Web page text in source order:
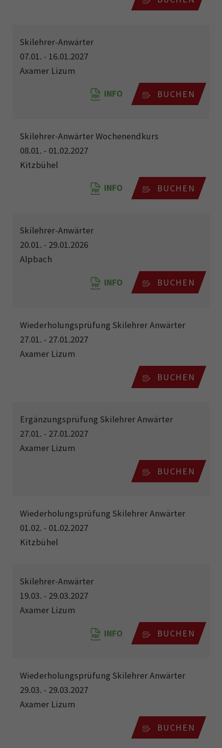
Skilehrer-Anwärter
07.01. - 16.01.2027
Axamer Lizum
INFO BUCHEN
Skilehrer-Anwärter Wochenendkurs
08.01. - 01.02.2027
Kitzbühel
INFO BUCHEN
Skilehrer-Anwärter
20.01. - 29.01.2026
Alpbach
INFO BUCHEN
Wiederholungsprüfung Skilehrer Anwärter
27.01. - 27.01.2027
Axamer Lizum
BUCHEN
Ergänzungsprüfung Skilehrer Anwärter
27.01. - 27.01.2027
Axamer Lizum
BUCHEN
Wiederholungsprüfung Skilehrer Anwärter
01.02. - 01.02.2027
Kitzbühel
Skilehrer-Anwärter
19.03. - 29.03.2027
Axamer Lizum
INFO BUCHEN
Wiederholungsprüfung Skilehrer Anwärter
29.03. - 29.03.2027
Axamer Lizum
BUCHEN